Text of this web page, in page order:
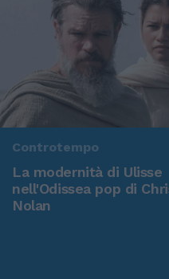
Controtempo
La modernità di Ulisse
nell'Odissea pop di
Nolan